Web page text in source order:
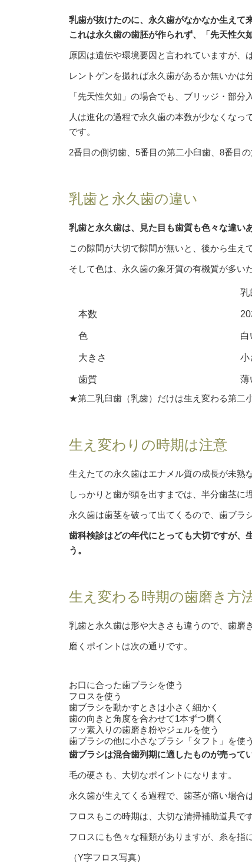
乳歯が抜けたのに、永久歯がなかなか生えて
これは永久歯の歯胚が作られず、「先天性欠
原因は遺伝や環境要因と言われていますが、
レントゲンを撮れば永久歯があるか無いかは
「先天性欠如」の場合でも、ブリッジ・部
人は進化の過程で永久歯の本数が少なくな
です。
2番目の側切歯、5番目の第二小臼歯、8番目
乳歯と永久歯の違い
乳歯と永久歯は、見た目も歯質も色々な違い
この隙間が大切で隙間が無いと、後から生え
そして色は、永久歯の象牙質の有機質が多い
乳
本数
色 白
大きさ 小
歯質 薄
★第二乳臼歯（乳歯）だけは生え変わる第二
生え変わりの時期は注意
生えたての永久歯はエナメル質の成長が未熟
しっかりと歯が頭を出すまでは、半分歯茎に
永久歯は歯茎を破って出てくるので、歯ブラ
歯科検診はどの年代にとっても大切ですが、
う。
生え変わる時期の歯磨き方
乳歯と永久歯は形や大きさも違うので、歯磨
磨くポイントは次の通りです。
お口に合った歯ブラシを使う
フロスを使う
歯ブラシを動かすときは小さく細かく
歯の向きと角度を合わせて1本ずつ磨く
フッ素入りの歯磨き粉やジェルを使う
歯ブラシの他に小さなブラシ「タフト」を使う
歯ブラシは混合歯列期に適したものが売って
毛の硬さも、大切なポイントになります。
永久歯が生えてくる過程で、歯茎が痛い場合
フロスもこの時期は、大切な清掃補助道具で
フロスにも色々な種類がありますが、糸を指
（Y字フロス写真）